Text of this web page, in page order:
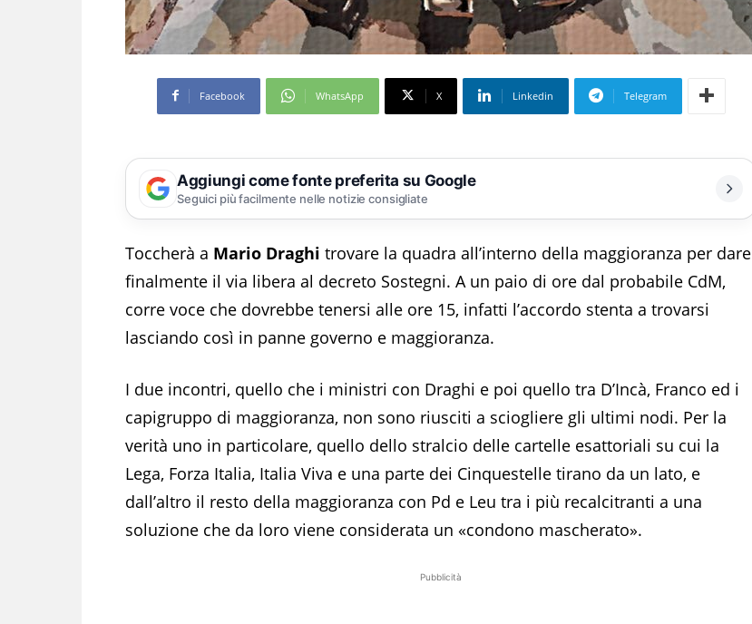
Facebook WhatsApp X Linkedin Telegram
Aggiungi come fonte preferita su Google
Seguici più facilmente nelle notizie consigliate
Toccherà a Mario Draghi trovare la quadra all’interno della maggioranza per dare
finalmente il via libera al decreto Sostegni. A un paio di ore dal probabile CdM,
corre voce che dovrebbe tenersi alle ore 15, infatti l’accordo stenta a trovarsi
lasciando così in panne governo e maggioranza.
I due incontri, quello che i ministri con Draghi e poi quello tra D’Incà, Franco ed i
capigruppo di maggioranza, non sono riusciti a sciogliere gli ultimi nodi. Per la
verità uno in particolare, quello dello stralcio delle cartelle esattoriali su cui la
Lega, Forza Italia, Italia Viva e una parte dei Cinquestelle tirano da un lato, e
dall’altro il resto della maggioranza con Pd e Leu tra i più recalcitranti a una
soluzione che da loro viene considerata un «condono mascherato».
Pubblicità